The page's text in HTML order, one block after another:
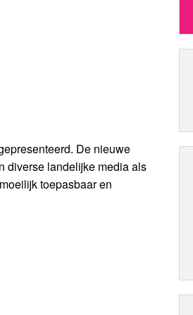
De nieuwe
diverse landelijke media als
toepasbaar en